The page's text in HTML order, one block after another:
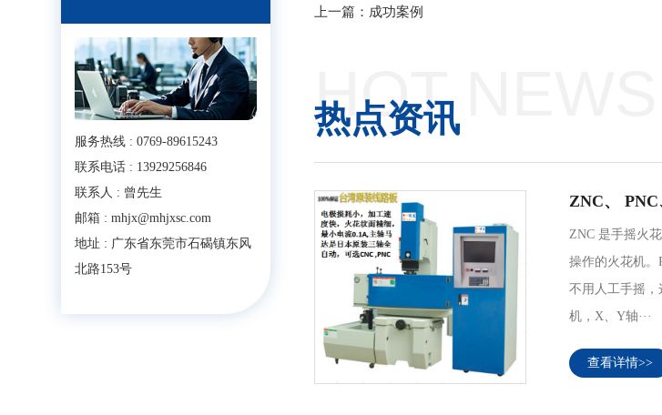
服务热线 : 0769-89615243
联系电话 : 13929256846
联系人 : 曾先生
邮箱 : mhjx@mhjxsc.com
地址 : 广东省东莞市石碣镇东风
北路153号
上一篇：成功案例
HOT NEWS
热点资讯
ZNC、
ZNC 是手摇火
操作的火花机。
不用人工手摇
机，X、Y轴···
查看详情>>